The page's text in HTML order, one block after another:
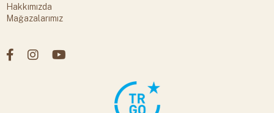
Hakkımızda
Mağazalarımız